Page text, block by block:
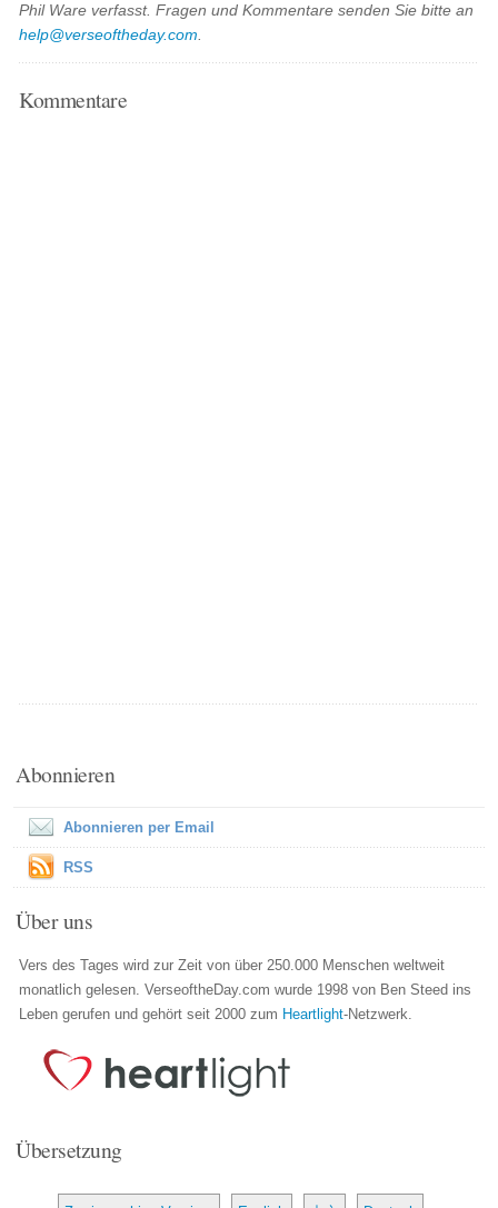
Phil Ware verfasst. Fragen und Kommentare senden Sie bitte an
help@verseoftheday.com
Kommentare
Abonnieren
Abonnieren per Email
RSS
Über uns
Vers des Tages wird zur Zeit von über 250.000 Menschen weltweit
monatlich gelesen. VerseoftheDay.com wurde 1998 von Ben Steed ins
Leben gerufen und gehört seit 2000 zum Heartlight-Netzwerk.
Übersetzung